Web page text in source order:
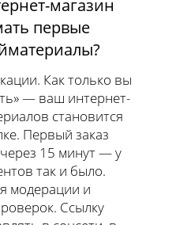
магазин
первые
Как только вы
— ваш интернет-
становится
Первый заказ
15 минут — у
так и было.
модерации и
Ссылку